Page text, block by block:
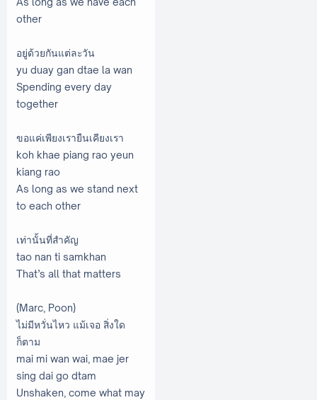
other
อยู่ด้วยกันแต่ละวัน
yu duay gan dtae la wan
Spending every day
together
ขอแค่เพียงเรายืนเคียงเรา
koh khae piang rao yeun
kiang rao
As long as we stand next
to each other
เท่านั้นที่สำคัญ
tao nan ti samkhan
That’s all that matters
(Marc, Poon)
ไม่มีหวั่นไหว แม้เจอ สิ่งใด
ก็ตาม
mai mi wan wai, mae jer
sing dai go dtam
Unshaken, come what may